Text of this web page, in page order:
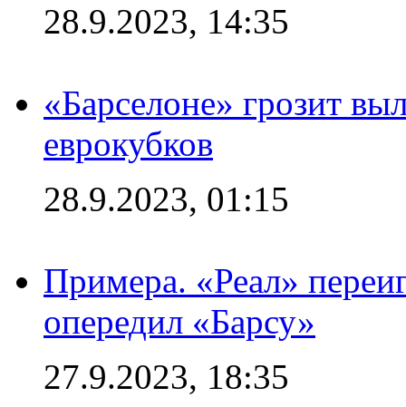
28.9.2023, 14:35
«Барселоне» грозит
еврокубков
28.9.2023, 01:15
Примера. «Реал»
опередил «Барсу»
27.9.2023, 18:35